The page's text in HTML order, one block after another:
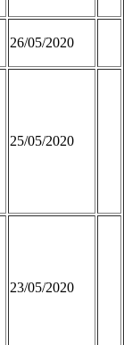
26/05/2020
25/05/2020
23/05/2020